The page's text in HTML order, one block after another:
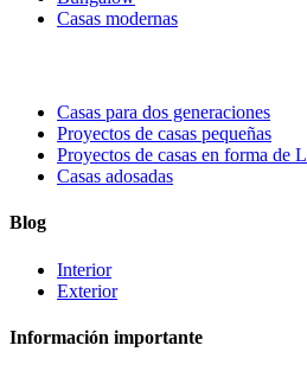
Casas modernas
Casas para dos generaciones
Proyectos de casas pequeñas
Proyectos de casas en forma de L
Casas adosadas
Blog
Interior
Exterior
Información importante